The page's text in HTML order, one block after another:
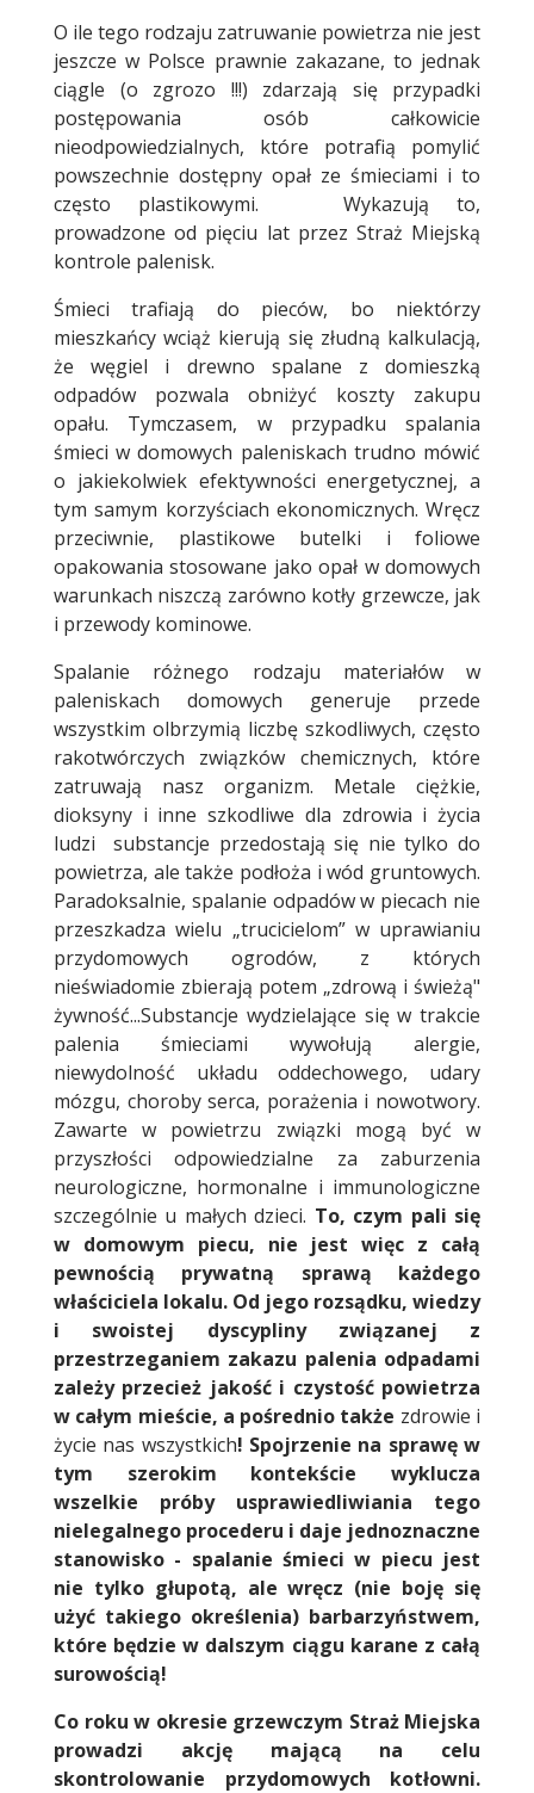
O ile tego rodzaju zatruwanie powietrza nie jest
jeszcze w Polsce prawnie zakazane, to jednak
ciągle (o zgrozo !!!) zdarzają się przypadki
postępowania osób całkowicie
nieodpowiedzialnych, które potrafią pomylić
powszechnie dostępny opał ze śmieciami i to
często plastikowymi. Wykazują to,
prowadzone od pięciu lat przez Straż Miejską
kontrole palenisk.
Śmieci trafiają do pieców, bo niektórzy
mieszkańcy wciąż kierują się złudną kalkulacją,
że węgiel i drewno spalane z domieszką
odpadów pozwala obniżyć koszty zakupu
opału. Tymczasem, w przypadku spalania
śmieci w domowych paleniskach trudno mówić
o jakiekolwiek efektywności energetycznej, a
tym samym korzyściach ekonomicznych. Wręcz
przeciwnie, plastikowe butelki i foliowe
opakowania stosowane jako opał w domowych
warunkach niszczą zarówno kotły grzewcze, jak
i przewody kominowe.
Spalanie różnego rodzaju materiałów w
paleniskach domowych generuje przede
wszystkim olbrzymią liczbę szkodliwych, często
rakotwórczych związków chemicznych, które
zatruwają nasz organizm. Metale ciężkie,
dioksyny i inne szkodliwe dla zdrowia i życia
ludzi substancje przedostają się nie tylko do
powietrza, ale także podłoża i wód gruntowych.
Paradoksalnie, spalanie odpadów w piecach nie
przeszkadza wielu „trucicielom” w uprawianiu
przydomowych ogrodów, z których
nieświadomie zbierają potem „zdrową i świeżą"
żywność...Substancje wydzielające się w trakcie
palenia śmieciami wywołują alergie,
niewydolność układu oddechowego, udary
mózgu, choroby serca, porażenia i nowotwory.
Zawarte w powietrzu związki mogą być w
przyszłości odpowiedzialne za zaburzenia
neurologiczne, hormonalne i immunologiczne
szczególnie u małych dzieci. To, czym pali się
w domowym piecu, nie jest więc z całą
pewnością prywatną sprawą każdego
właściciela lokalu. Od jego rozsądku, wiedzy
i swoistej dyscypliny związanej z
przestrzeganiem zakazu palenia odpadami
zależy przecież jakość i czystość powietrza
w całym mieście, a pośrednio także zdrowie i
życie nas wszystkich! Spojrzenie na sprawę w
tym szerokim kontekście wyklucza
wszelkie próby usprawiedliwiania tego
nielegalnego procederu i daje jednoznaczne
stanowisko - spalanie śmieci w piecu jest
nie tylko głupotą, ale wręcz (nie boję się
użyć takiego określenia) barbarzyństwem,
które będzie w dalszym ciągu karane z całą
surowością!
Co roku w okresie grzewczym Straż Miejska
prowadzi akcję mającą na celu
skontrolowanie przydomowych kotłowni.